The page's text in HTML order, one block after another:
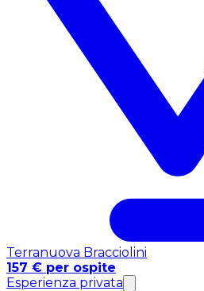
Terranuova Bracciolini
157 € per ospite
Esperienza privata